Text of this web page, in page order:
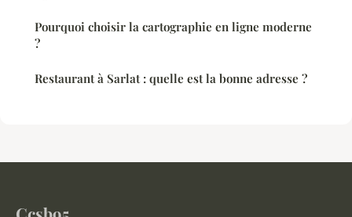
Pourquoi choisir la cartographie en ligne moderne
?
Restaurant à Sarlat : quelle est la bonne adresse ?